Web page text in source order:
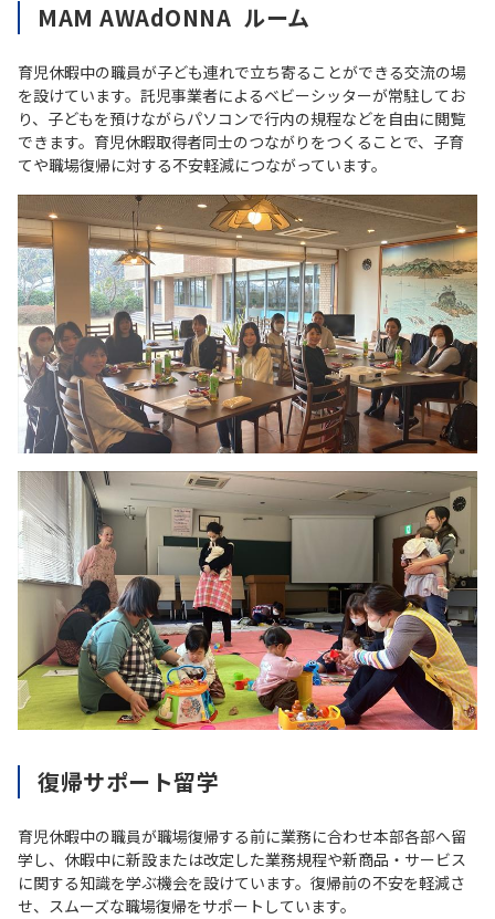
MAM AWAdONNA ルーム
育児休暇中の職員が子ども連れで立ち寄ることができる交流の場
を設けています。託児事業者によるベビーシッターが常駐してお
り、子どもを預けながらパソコンで行内の規程などを自由に閲覧
できます。育児休暇取得者同士のつながりをつくることで、子育
てや職場復帰に対する不安軽減につながっています。
復帰サポート留学
育児休暇中の職員が職場復帰する前に業務に合わせ本部各部へ留
学し、休暇中に新設または改定した業務規程や新商品・サービス
に関する知識を学ぶ機会を設けています。復帰前の不安を軽減さ
せ、スムーズな職場復帰をサポートしています。